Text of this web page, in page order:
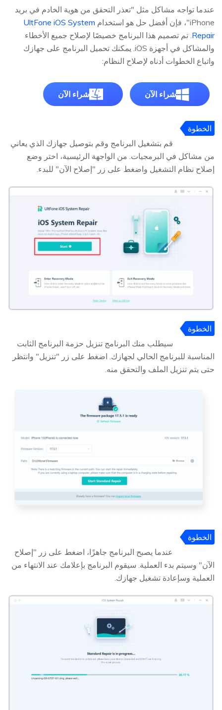
عندما تواجه مشاكل مثل "تعذر التحقق من هوية الخادم في بريد
iPhone"، فإن أفضل حل هو استخدام
UltFone iOS System
Repair . تم تصميم هذا البرنامج خصيصًا لإصلاح جميع الأخطاء
والمشاكل في أجهزة iOS. يمكنك تحميل البرنامج على جهازك
واتباع الخطوات أدناه لإصلاح النظام:
شراء الآن شراء الآن
الخطوة
قم بتشغيل البرنامج وقم بتوصيل جهازك الذي يعاني
من مشاكل في البرمجيات. من الواجهة الرئيسية، اختر وضع
إصلاح نظام التشغيل واضغط على زر "إصلاح الآن" للبدء.
الخطوة
سيطلب منك البرنامج تنزيل حزمة البرنامج الثابت
المناسبة للبرنامج الحالي لجهازك. اضغط على زر "تنزيل" وانتظر
حتى يتم تنزيل الملف والتحقق منه.
الخطوة
عندما يصبح البرنامج جاهزًا، اضغط على زر "إصلاح
الآن" وسيتم بدء العملية. سيقوم البرنامج بإعلامك عند الانتهاء من
العملية وسإعادة تشغيل جهازك.